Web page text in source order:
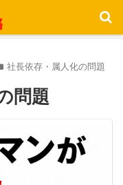
社長依存・属人化の問題
問題